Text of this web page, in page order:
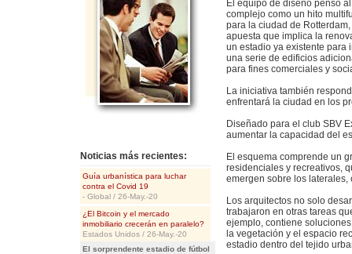
Noticias más recientes:
Guía urbanística para luchar
contra el Covid 19
- Global / 26-May.-20
¿El Bitcoin y el mercado
inmobiliario crecerán en paralelo?
Estados Unidos / 26-May.-20
El sorprendente estadio de fútbol
El equipo de diseño pensó al
complejo como un hito
para la ciudad de
apuesta que implica la
un estadio ya existente para
una serie de edificios
para fines comerciales y
La iniciativa también
enfrentará la ciudad en los
Diseñado para el club SBV
aumentar la capacidad del
El esquema comprende un
residenciales y recreativos,
emergen sobre los
Los arquitectos no solo
trabajaron en otras tareas
ejemplo, contiene
la vegetación y el espacio
estadio dentro del tejido